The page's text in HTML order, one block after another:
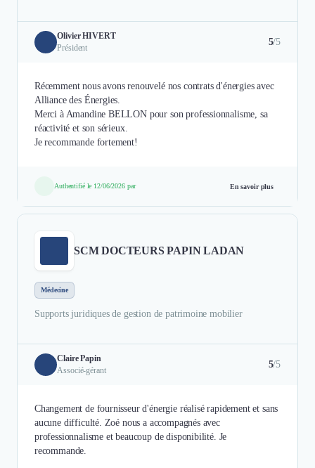
Olivier HIVERT
Président
5/5
Récemment nous avons renouvelé nos contrats d'énergies avec
Alliance des Énergies.
Merci à Amandine BELLON pour son professionnalisme, sa
réactivité et son sérieux.
Je recommande fortement!
Authentifié le 12/06/2026 par En savoir plus
SCM DOCTEURS PAPIN LADAN
Médecine
Supports juridiques de gestion de patrimoine mobilier
Claire Papin
Associé-gérant
5/5
Changement de fournisseur d'énergie réalisé rapidement et sans
aucune difficulté. Zoé nous a accompagnés avec
professionnalisme et beaucoup de disponibilité. Je
recommande.